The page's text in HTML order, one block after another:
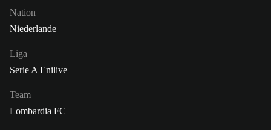
Nation
Niederlande
Liga
Serie A Enilive
Team
Lombardia FC